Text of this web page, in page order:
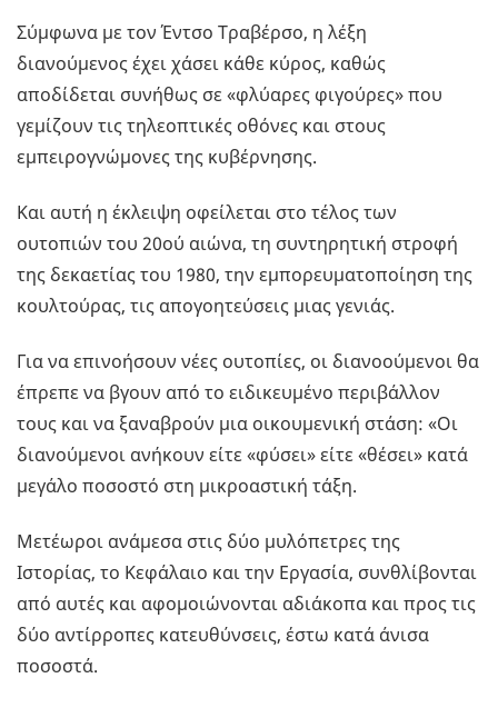
Σύμφωνα με τον Έντσο Τραβέρσο, η λέξη
διανούμενος έχει χάσει κάθε κύρος, καθώς
αποδίδεται συνήθως σε «φλύαρες φιγούρες» που
γεμίζουν τις τηλεοπτικές οθόνες και στους
εμπειρογνώμονες της κυβέρνησης.
Και αυτή η έκλειψη οφείλεται στο τέλος των
ουτοπιών του 20ού αιώνα, τη συντηρητική στροφή
της δεκαετίας του 1980, την εμπορευματοποίηση της
κουλτούρας, τις απογοητεύσεις μιας γενιάς.
Για να επινοήσουν νέες ουτοπίες, οι διανοούμενοι θα
έπρεπε να βγουν από το ειδικευμένο περιβάλλον
τους και να ξαναβρούν μια οικουμενική στάση: «Οι
διανούμενοι ανήκουν είτε «φύσει» είτε «θέσει» κατά
μεγάλο ποσοστό στη μικροαστική τάξη.
Μετέωροι ανάμεσα στις δύο μυλόπετρες της
Ιστορίας, το Κεφάλαιο και την Εργασία, συνθλίβονται
από αυτές και αφομοιώνονται αδιάκοπα και προς τις
δύο αντίρροπες κατευθύνσεις, έστω κατά άνισα
ποσοστά.